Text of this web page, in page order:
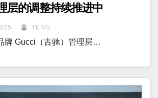
层的调整持续推进中
TENG
牌 Gucci（古驰）管理层…